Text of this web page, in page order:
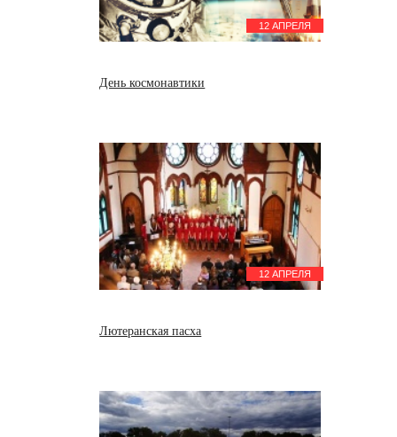
12 АПРЕЛЯ
День космонавтики
12 АПРЕЛЯ
Лютеранская пасха